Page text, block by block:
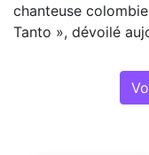
chanteuse
Tanto », dévoilé